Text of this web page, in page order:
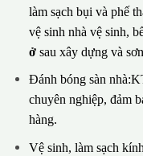
làm sạch bụi và phế
vệ sinh nhà vệ sinh,
ởsau xây dựng và
Đánh bóng sàn
chuyên nghiệp, đảm
hàng.
Vệ sinh, làm sạch